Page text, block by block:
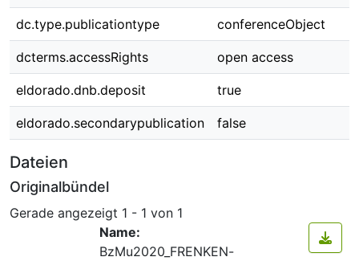
dc.type.publicationtype conferenceObject
dcterms.accessRights open access
eldorado.dnb.deposit true
eldorado.secondarypublication false
Dateien
Originalbündel
Gerade angezeigt 1 - 1 von 1
Name:
BzMu2020_FRENKEN-